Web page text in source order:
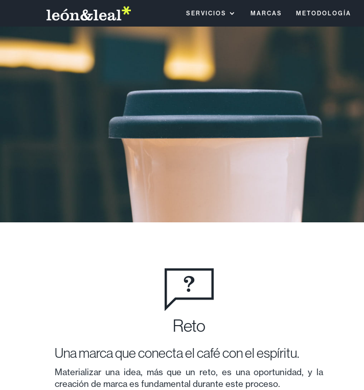
SERVICIOS MARCAS METODOLOGÍA
Reto
Una marca que conecta el café con el espíritu.
Materializar una idea, más que un reto, es una oportunidad, y la
creación de marca es fundamental durante este proceso.